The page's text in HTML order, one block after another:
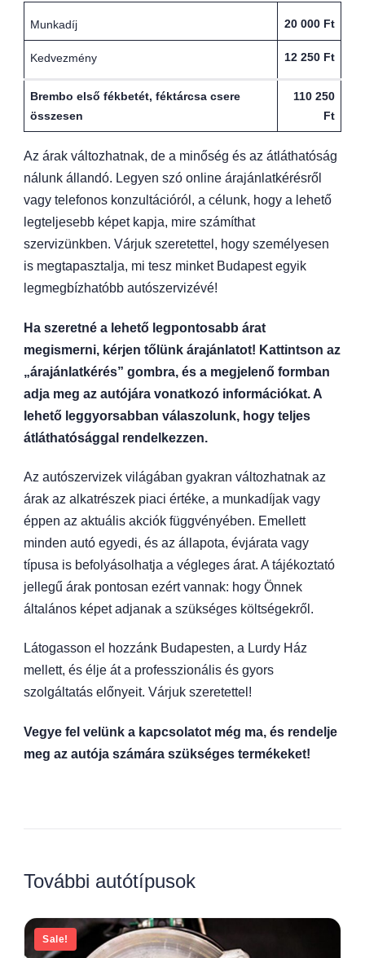
Munkadíj 20 000 Ft
Kedvezmény 12 250 Ft
Brembo első fékbetét, féktárcsa csere
összesen
110 250
Ft
Az árak változhatnak, de a minőség és az átláthatóság
nálunk állandó. Legyen szó online árajánlatkérésről
vagy telefonos konzultációról, a célunk, hogy a lehető
legteljesebb képet kapja, mire számíthat
szervizünkben. Várjuk szeretettel, hogy személyesen
is megtapasztalja, mi tesz minket Budapest egyik
legmegbízhatóbb autószervizévé!
Ha szeretné a lehető legpontosabb árat
megismerni, kérjen tőlünk árajánlatot! Kattintson az
„árajánlatkérés” gombra, és a megjelenő formban
adja meg az autójára vonatkozó információkat. A
lehető leggyorsabban válaszolunk, hogy teljes
átláthatósággal rendelkezzen.
Az autószervizek világában gyakran változhatnak az
árak az alkatrészek piaci értéke, a munkadíjak vagy
éppen az aktuális akciók függvényében. Emellett
minden autó egyedi, és az állapota, évjárata vagy
típusa is befolyásolhatja a végleges árat. A tájékoztató
jellegű árak pontosan ezért vannak: hogy Önnek
általános képet adjanak a szükséges költségekről.
Látogasson el hozzánk Budapesten, a Lurdy Ház
mellett, és élje át a professzionális és gyors
szolgáltatás előnyeit. Várjuk szeretettel!
Vegye fel velünk a kapcsolatot még ma, és rendelje
meg az autója számára szükséges termékeket!
További autótípusok
Sale!